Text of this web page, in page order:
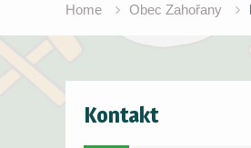
Home Obec Zahořany
Kontakt